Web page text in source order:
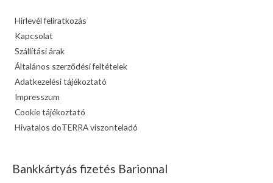
Hírlevél feliratkozás
Kapcsolat
Szállítási árak
Általános szerződési feltételek
Adatkezelési tájékoztató
Impresszum
Cookie tájékoztató
Hivatalos doTERRA viszonteladó
Bankkártyás fizetés Barionnal